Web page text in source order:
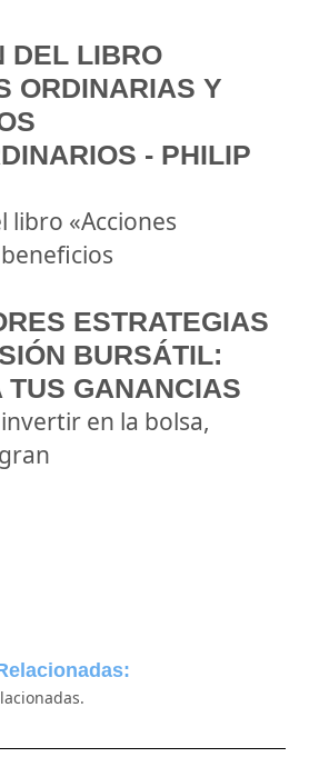
DEL LIBRO
ORDINARIAS Y
- PHILIP
libro «Acciones
ESTRATEGIAS
BURSÁTIL:
TUS GANANCIAS
en la bolsa,